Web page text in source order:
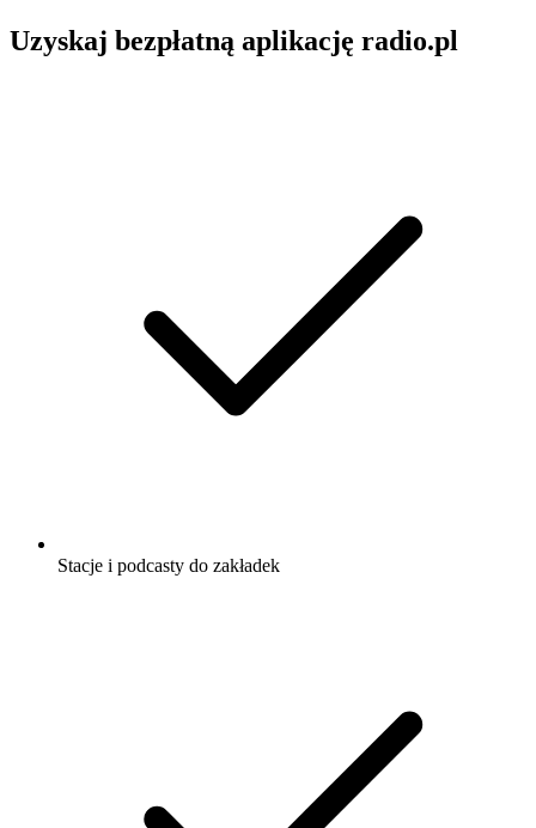
Uzyskaj bezpłatną aplikację radio.pl
Stacje i podcasty do zakładek